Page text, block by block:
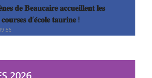
𝐝𝐞 𝐁𝐞𝐚𝐮𝐜𝐚𝐢𝐫𝐞 𝐚𝐜𝐜𝐮𝐞𝐢𝐥𝐥𝐞𝐧𝐭 𝐥𝐞𝐬
𝐝’𝐞́𝐜𝐨𝐥𝐞 𝐭𝐚𝐮𝐫𝐢𝐧𝐞 !
2026